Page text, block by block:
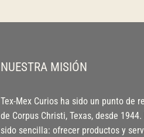
NUESTRA MISIÓN
Tex-Mex Curios ha sido un punto de
de Corpus Christi, Texas, desde
sido sencilla: ofrecer productos y